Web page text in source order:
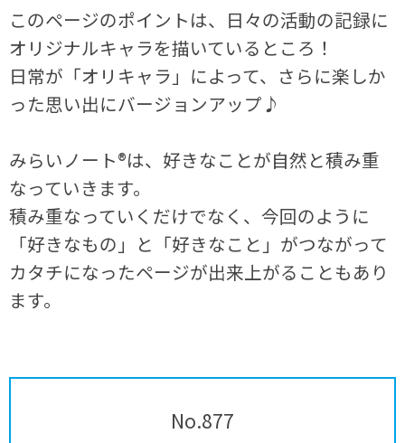
このページのポイントは、日々の活動の記録に
オリジナルキャラを描いているところ！
日常が「オリキャラ」によって、さらに楽しか
った思い出にバージョンアップ♪
みらいノート®は、好きなことが自然と積み重
なっていきます。
積み重なっていくだけでなく、今回のように
「好きなもの」と「好きなこと」がつながって
カタチになったページが出来上がることもあり
ます。
No.877